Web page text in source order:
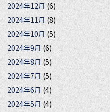
2024年12月 (6)
2024年11月 (8)
2024年10月(5)
2024年9月(6)
2024年8月 (5)
2024年7月 (5)
2024年6月 (4)
2024年5月(4)